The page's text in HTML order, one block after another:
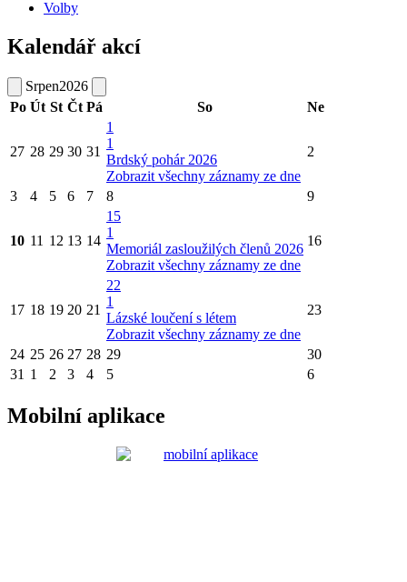
Volby
Kalendář akcí
Srpen2026
Po Út St Čt Pá So Ne
27 28 29 30 31
1
1
Brdský pohár 2026
Zobrazit všechny záznamy ze dne
2
3 4 5 6 7 8 9
10 11 12 13 14
15
1
Memoriál zasloužilých členů 2026
Zobrazit všechny záznamy ze dne
16
17 18 19 20 21
22
1
Lázské loučení s létem
Zobrazit všechny záznamy ze dne
23
24 25 26 27 28 29
30
31 1 2 3 4 5 6
Mobilní aplikace